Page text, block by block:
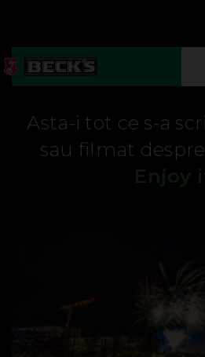
Asta-i tot ce s-a
sau filmat despre
Enjoy